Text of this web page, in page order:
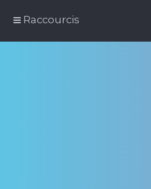
Raccourcis